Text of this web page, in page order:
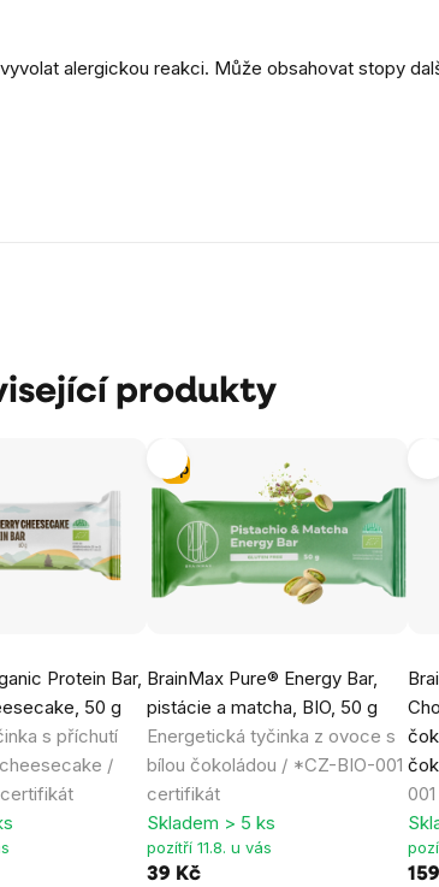
vyvolat alergickou reakci. Může obsahovat stopy
produkty
Protein Bar,
50 g
s příchutí
/
Tip
BrainMax Pure® Energy Bar,
pistácie a matcha, BIO, 50 g
Energetická tyčinka z ovoce s
bílou čokoládou / *CZ-BIO-001
certifikát
Skladem > 5 ks
pozítří 11.8. u vás
39 Kč